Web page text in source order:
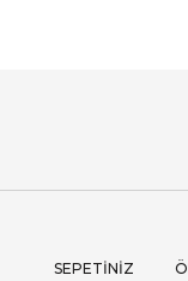
SEPETINIZ